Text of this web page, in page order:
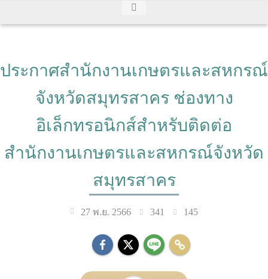
ประกาศสำนักงานเกษตรและสหกรณ์
จังหวัดสมุทรสาคร ช่องทาง
อิเล็กทรอนิกส์สำหรับติดต่อ
สำนักงานเกษตรและสหกรณ์จังหวัด
สมุทรสาคร
27 พ.ย. 2566 341 145